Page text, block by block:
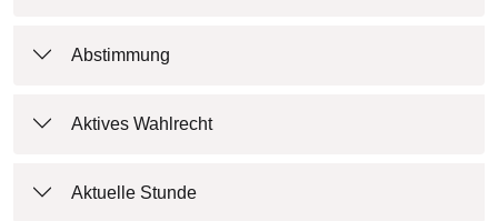
Abstimmung
Aktives Wahlrecht
Aktuelle Stunde